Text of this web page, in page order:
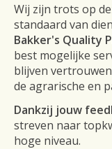
Wij zijn trots op
standaard van
Bakker's Quality
best mogelijke
blijven
de agrarische en
Dankzij jouw
streven naar
hoge niveau.